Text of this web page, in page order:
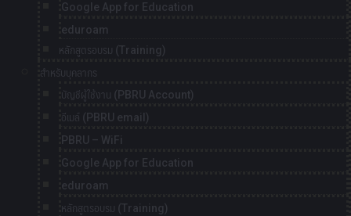
Google App for Education
eduroam
หลักสูตรอบรม (Training)
สำหรับบุคลากร
บัญชีผู้ใช้งาน (PBRU Account)
อีเมล์ (PBRU email)
PBRU – WiFi
Google App for Education
eduroam
หลักสูตรอบรม (Training)